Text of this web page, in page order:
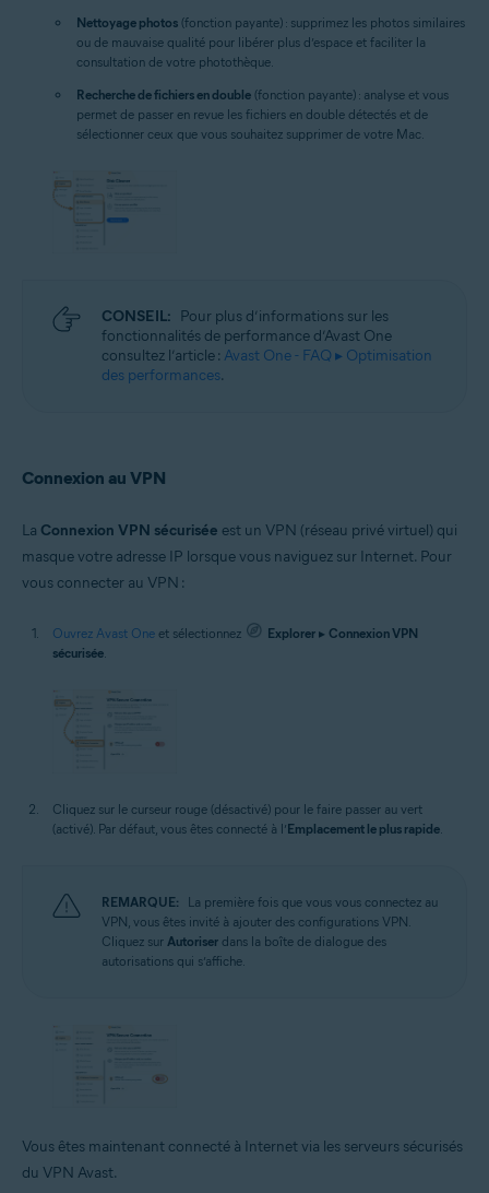
Nettoyage photos (fonction payante) : supprimez les photos similaires
ou de mauvaise qualité pour libérer plus d’espace et faciliter la
consultation de votre photothèque.
Recherche de fichiers en double (fonction payante) : analyse et vous
permet de passer en revue les fichiers en double détectés et de
sélectionner ceux que vous souhaitez supprimer de votre Mac.
CONSEIL: Pour plus d’informations sur les
fonctionnalités de performance d’Avast One
consultez l’article : Avast One - FAQ ▸ Optimisation
des performances.
Connexion au VPN
La Connexion VPN sécurisée est un VPN (réseau privé virtuel) qui
masque votre adresse IP lorsque vous naviguez sur Internet. Pour
vous connecter au VPN :
Ouvrez Avast One et sélectionnez Explorer ▸ Connexion VPN
sécurisée.
Cliquez sur le curseur rouge (désactivé) pour le faire passer au vert
(activé). Par défaut, vous êtes connecté à l’Emplacement le plus rapide
REMARQUE:
La première fois que vous vous connectez au
VPN, vous êtes invité à ajouter des configurations VPN.
Cliquez sur Autoriser dans la boîte de dialogue des
autorisations qui s’affiche.
Vous êtes maintenant connecté à Internet via les serveurs sécurisés
du VPN Avast.